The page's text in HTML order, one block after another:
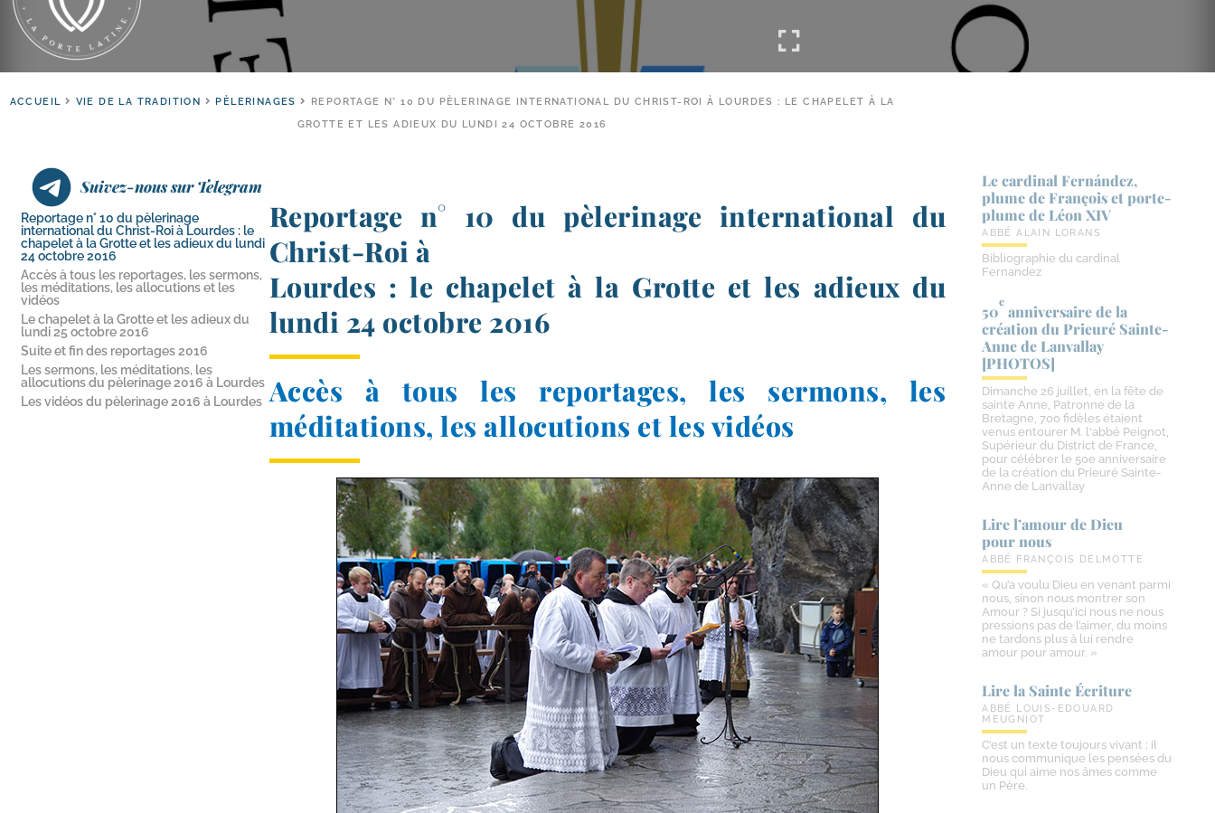
ACCUEIL VIE DE LA TRADITION PÈLERINAGES
REPORTAGE N° 10 DU PÈLERINAGE INTERNATIONAL DU CHRIST-​ROI À LOURDES : LE CHAPELET À LA
GROTTE ET LES ADIEUX DU LUNDI 24 OCTOBRE 2016
Suivez-nous sur Telegram
Reportage n° 10 du pèlerinage
international du Christ-​Roi à Lourdes : le
chapelet à la Grotte et les adieux du lundi
24 octobre 2016
Accès à tous les reportages, les sermons,
les méditations, les allocutions et les
vidéos
Le chapelet à la Grotte et les adieux du
lundi 25 octobre 2016
Suite et fin des reportages 2016
Les sermons, les méditations, les
allocutions du pèlerinage 2016 à Lourdes
Les vidéos du pèlerinage 2016 à Lourdes
Reportage n° 10 du pèlerinage international du
Christ-​Roi à
Lourdes : le chapelet à la Grotte et les adieux du
lundi 24 octobre 2016
Accès à tous les reportages, les sermons, les
méditations, les allocutions et les vidéos
Le cardinal Fernández,
plume de François et porte-​
plume de Léon XIV
ABBÉ ALAIN LORANS
Bibliographie du cardinal
Fernandez
50
e
anniversaire de la
création du Prieuré Sainte-​
Anne de Lanvallay
[PHOTOS]
Dimanche 26 juillet, en la fête de
sainte Anne, Patronne de la
Bretagne, 700 fidèles étaient
venus entourer M. l'abbé Peignot,
Supérieur du District de France,
pour célébrer le 50e anniversaire
de la création du Prieuré Sainte-
Anne de Lanvallay
Lire l’amour de Dieu
pour nous
ABBÉ FRANÇOIS DELMOTTE
« Qu’a voulu Dieu en venant parmi
nous, sinon nous montrer son
Amour ? Si jusqu’ici nous ne nous
pressions pas de l’aimer, du moins
ne tardons plus à lui rendre
amour pour amour. »
Lire la Sainte Écriture
ABBÉ LOUIS-EDOUARD
MEUGNIOT
C’est un texte toujours vivant ; il
nous communique les pensées du
Dieu qui aime nos âmes comme
un Père.